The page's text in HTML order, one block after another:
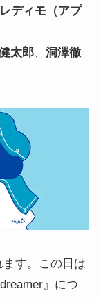
ディモ（アプ
太郎、 洞澤徹
す。この日は
』につ